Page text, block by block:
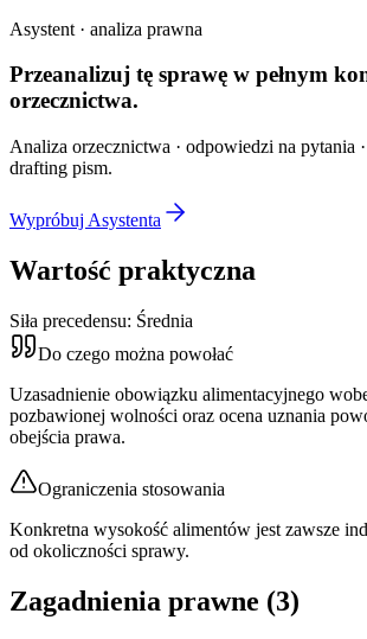
Asystent · analiza prawna
Przeanalizuj tę sprawę w pełnym
orzecznictwa.
Analiza orzecznictwa · odpowiedzi na pytania
drafting pism.
Wypróbuj Asystenta
Wartość praktyczna
Siła precedensu: Średnia
Do czego można powołać
Uzasadnienie obowiązku alimentacyjnego
pozbawionej wolności oraz ocena uznania
obejścia prawa.
Ograniczenia stosowania
Konkretna wysokość alimentów jest zawsze
od okoliczności sprawy.
Zagadnienia prawne (3)